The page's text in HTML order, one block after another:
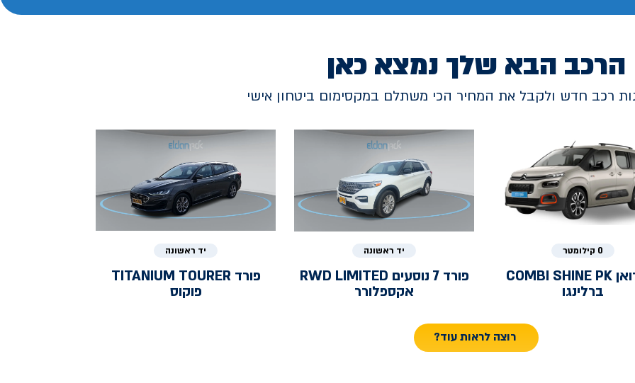
הרכב הבא שלך נמצא כאן
רכב חדש ולקבל את המחיר הכי משתלם במקסימום ביטחון אישי
0 קילומטר
COMBI SHINE PK
ברלינגו
יד ראשונה
פורד
7 נוסעים RWD LIMITED
אקספלורר
יד ראשונה
פורד TITANIUM TOURER
פוקוס
רוצה לראות עוד?